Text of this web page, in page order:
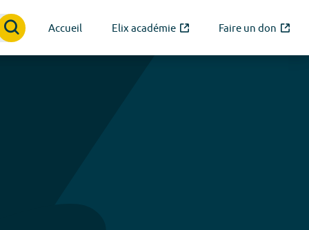
Accueil Elix académie Faire un don